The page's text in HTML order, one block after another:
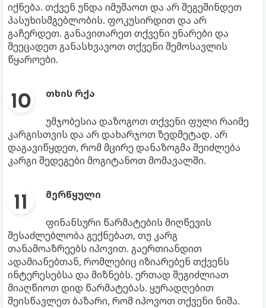
იქნება. თქვენ უნდა იმუშაოთ და არ შეგეშინდეთ
პასუხისმგებლობის. ფოკუსირდით და არ
გაჩერდეთ. განავითარეთ თქვენი უნარები და
შეეცადეთ განასხვავოთ თქვენი შემოსავლის
წყაროები.
თხის რქა
უმჯობესია დაზოგოთ თქვენი ფული რაიმე
კარგისთვის და არ დახარჯოთ ზედმეტად. არ
დაგავიწყდეთ, რომ მცირე დანაზოგმა შეიძლება
კარგი შედეგები მოგიტანოთ მომავალში.
მერწყული
ფინანსური წარმატების მიღწევის
შესაძლებლობა გექნებათ, თუ კარგ
თანამოაზრეებს იპოვით. გაერთიანდით
ადამიანებთან, რომლებიც იზიარებენ თქვენს
ინტერესებსა და მიზნებს. ერთად შეგიძლიათ
მიაღწიოთ დიდ წარმატებას. ყურადღებით
შეისწავლეთ ბაზარი, რომ იპოვოთ თქვენი ნიშა.